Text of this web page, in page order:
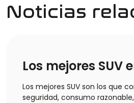
Noticias
Los mejores SUV
Los mejores SUV son los que
seguridad, consumo